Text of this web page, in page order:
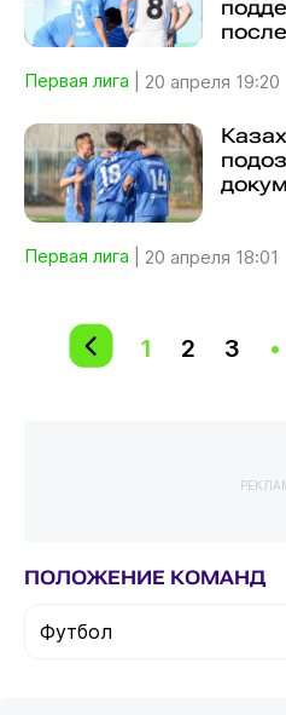
Первая лига 20 апреля 19:20
Первая лига 20 апреля 18:01
1 2 3 •
ПОЛОЖЕНИЕ КОМАНД
Футбол